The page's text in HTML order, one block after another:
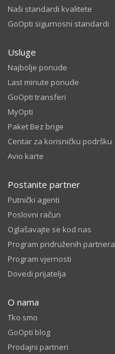
Naši standardi kvalitete
GoOpti sigurnosni standardi
Usluge
Najbolje ponude
Last minute ponude
GoOpti transferi
MyOpti
Paket Bez brige
Centar za korisničku podršku
Avio karte
Postanite partner
Putnički agenti
Poslovni račun
Oglašavajte se kod nas
Program pridruženih partnera
Program vjernosti
Dovedi prijatelja
O nama
Tko smo
GoOpti blog
Prodajni partneri